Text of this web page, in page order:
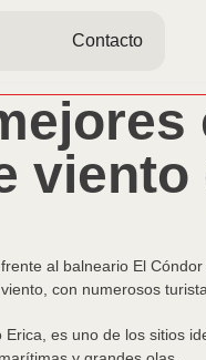
Contacto
viento
al balneario El
con numerosos
es uno de los sitios